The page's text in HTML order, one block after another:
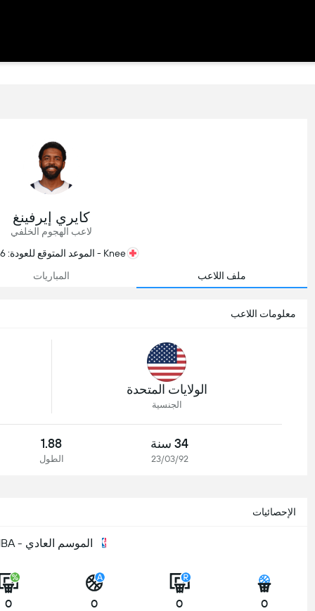
كايري إيرفينغ
لاعب الهجوم الخلفي
Knee - الموعد المتوقع للعودة: 10/1/2026
ملف اللاعب
المباريات
معلومات اللاعب
الولايات المتحدة
الجنسية
34 سنة
23/03/92
1.88
الطول
الإحصائيات
الموسم العادي - NBA
0
0
0
0